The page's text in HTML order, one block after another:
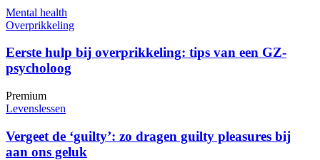
Mental health
Overprikkeling
Eerste hulp bij overprikkeling: tips van een GZ-
psycholoog
Premium
Levenslessen
Vergeet de ‘guilty’: zo dragen guilty pleasures bij
aan ons geluk